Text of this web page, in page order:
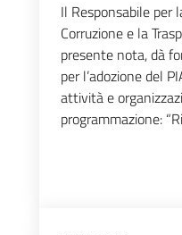
Il Responsabile per
Corruzione e la
presente nota, dà
per l’adozione del
attività e
programmazione: